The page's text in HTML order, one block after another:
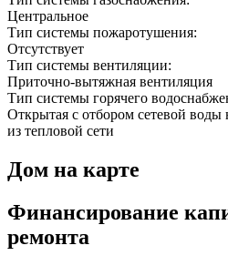
Центральное
Тип системы пожаротушения:
Отсутствует
Тип системы вентиляции:
Приточно-вытяжная вентиляция
Тип системы горячего
Открытая с отбором сетевой воды
из тепловой сети
Дом на карте
Финансирование
ремонта